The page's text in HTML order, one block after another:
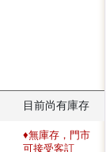
目前尚有庫存
♦無庫存，門市
可接受客訂